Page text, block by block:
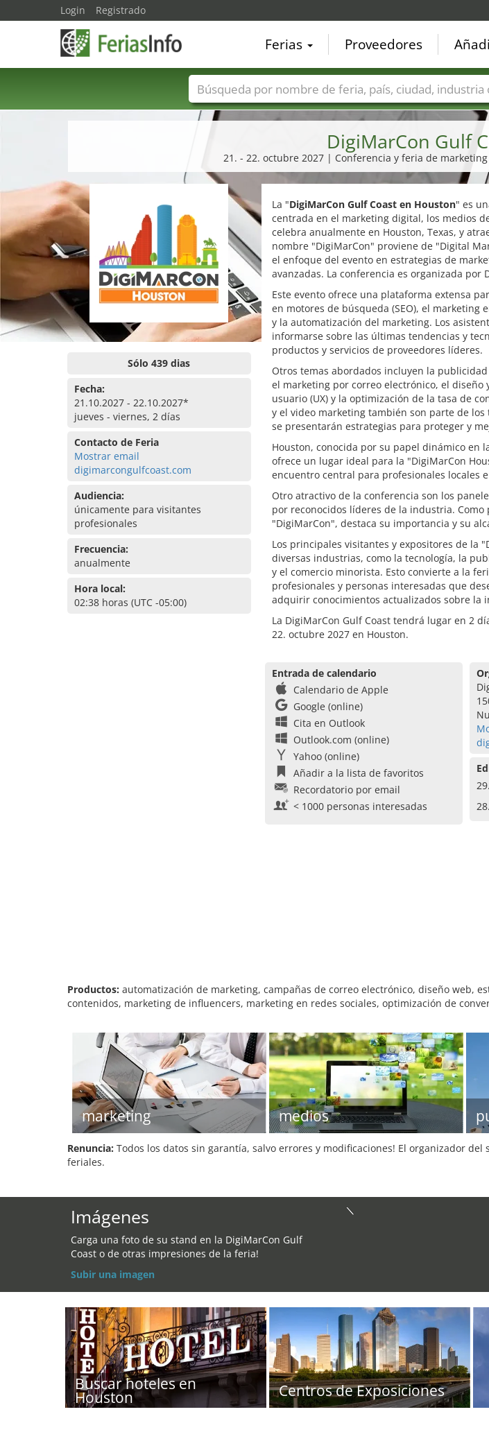
DigiMarCon Gulf
21. - 22. octubre 2027 | Conferencia y feria de
Sólo 439 dias
Fecha:
21.10.2027 - 22.10.2027*
jueves - viernes, 2 días
Contacto de Feria
Mostrar email
digimarcongulfcoast.com
Audiencia:
únicamente para visitantes
profesionales
Frecuencia:
anualmente
Hora local:
02:38 horas (UTC -05:00)
La "DigiMarCon Gulf Coast en Houston" es
centrada en el marketing digital, los medios
celebra anualmente en Houston, Texas, y
nombre "DigiMarCon" proviene de "Digital
el enfoque del evento en estrategias de
avanzadas. La conferencia es organizada por
Este evento ofrece una plataforma extensa
en motores de búsqueda (SEO), el marketing
y la automatización del marketing. Los
informarse sobre las últimas tendencias y
productos y servicios de proveedores líderes.
Otros temas abordados incluyen la
el marketing por correo electrónico, el diseño
usuario (UX) y la optimización de la tasa de
y el video marketing también son parte de
se presentarán estrategias para proteger y
Houston, conocida por su papel dinámico en
ofrece un lugar ideal para la "DigiMarCon
encuentro central para profesionales locales
Otro atractivo de la conferencia son los
por reconocidos líderes de la industria.
"DigiMarCon", destaca su importancia y su
Los principales visitantes y expositores de la
diversas industrias, como la tecnología, la
y el comercio minorista. Esto convierte a la
profesionales y personas interesadas que
adquirir conocimientos actualizados sobre la
La DigiMarCon Gulf Coast tendrá lugar en 2
22. octubre 2027 en Houston.
Entrada de calendario
Calendario de Apple
Google (online)
Cita en Outlook
Outlook.com (online)
Yahoo (online)
Añadir a la lista de favoritos
Recordatorio por email
< 1000 personas interesadas
Productos: automatización de marketing, campañas de correo electrónico, diseño web,
contenidos, marketing de influencers, marketing en redes sociales, optimización de
marketing medios
Renuncia: Todos los datos sin garantía, salvo errores y modificaciones! El organizador
feriales.
Imágenes
Carga una foto de su stand en la DigiMarCon Gulf
Coast o de otras impresiones de la feria!
Subir una imagen
Buscar hoteles en
Houston Centros de Exposiciones
Login Registrado
Ferias Proveedores
Nombres de ferias Países Ciudades Sectores